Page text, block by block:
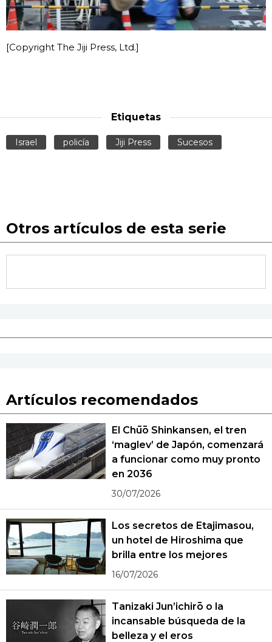
Avisos
[Copyright The Jiji Press, Ltd.]
Etiquetas
Israel policía Jiji Press Sucesos
Otros artículos de esta serie
Artículos recomendados
El Chūō Shinkansen, el tren
‘maglev’ de Japón, comenzará
a funcionar como muy pronto
en 2036
30/07/2026
Los secretos de Etajimasou,
un hotel de Hiroshima que
brilla entre los mejores
16/07/2026
Tanizaki Jun’ichirō o la
incansable búsqueda de la
belleza y el eros